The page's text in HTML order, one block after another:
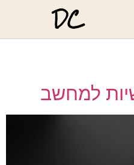
DC
למחשב